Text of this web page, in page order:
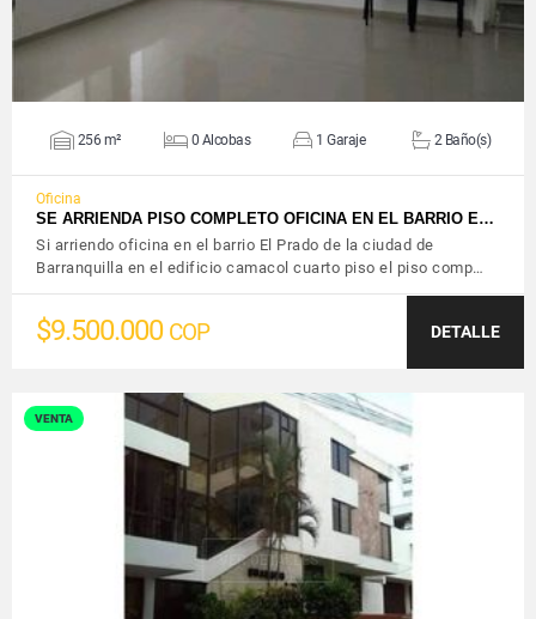
256 m² 0 Alcobas 1 Garaje 2 Baño(s)
Oficina
SE ARRIENDA PISO COMPLETO OFICINA EN EL BARRIO E…
Si arriendo oficina en el barrio El Prado de la ciudad de
Barranquilla en el edificio camacol cuarto piso el piso comp…
$9.500.000 COP DETALLE
VENTA
VER DETALLES